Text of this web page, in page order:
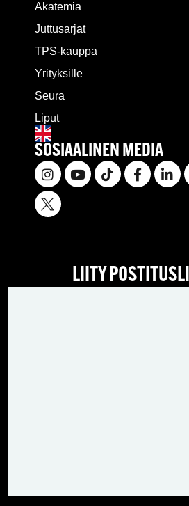
Akatemia
Juttusarjat
TPS-kauppa
Yrityksille
Seura
Liput
SOSIAALINEN MEDIA
LIITY